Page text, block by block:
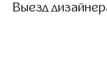
Выезд